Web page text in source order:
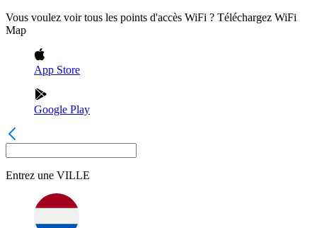
Vous voulez voir tous les points d'accès WiFi ? Téléchargez WiFi
Map
App Store
Google Play
Entrez une VILLE